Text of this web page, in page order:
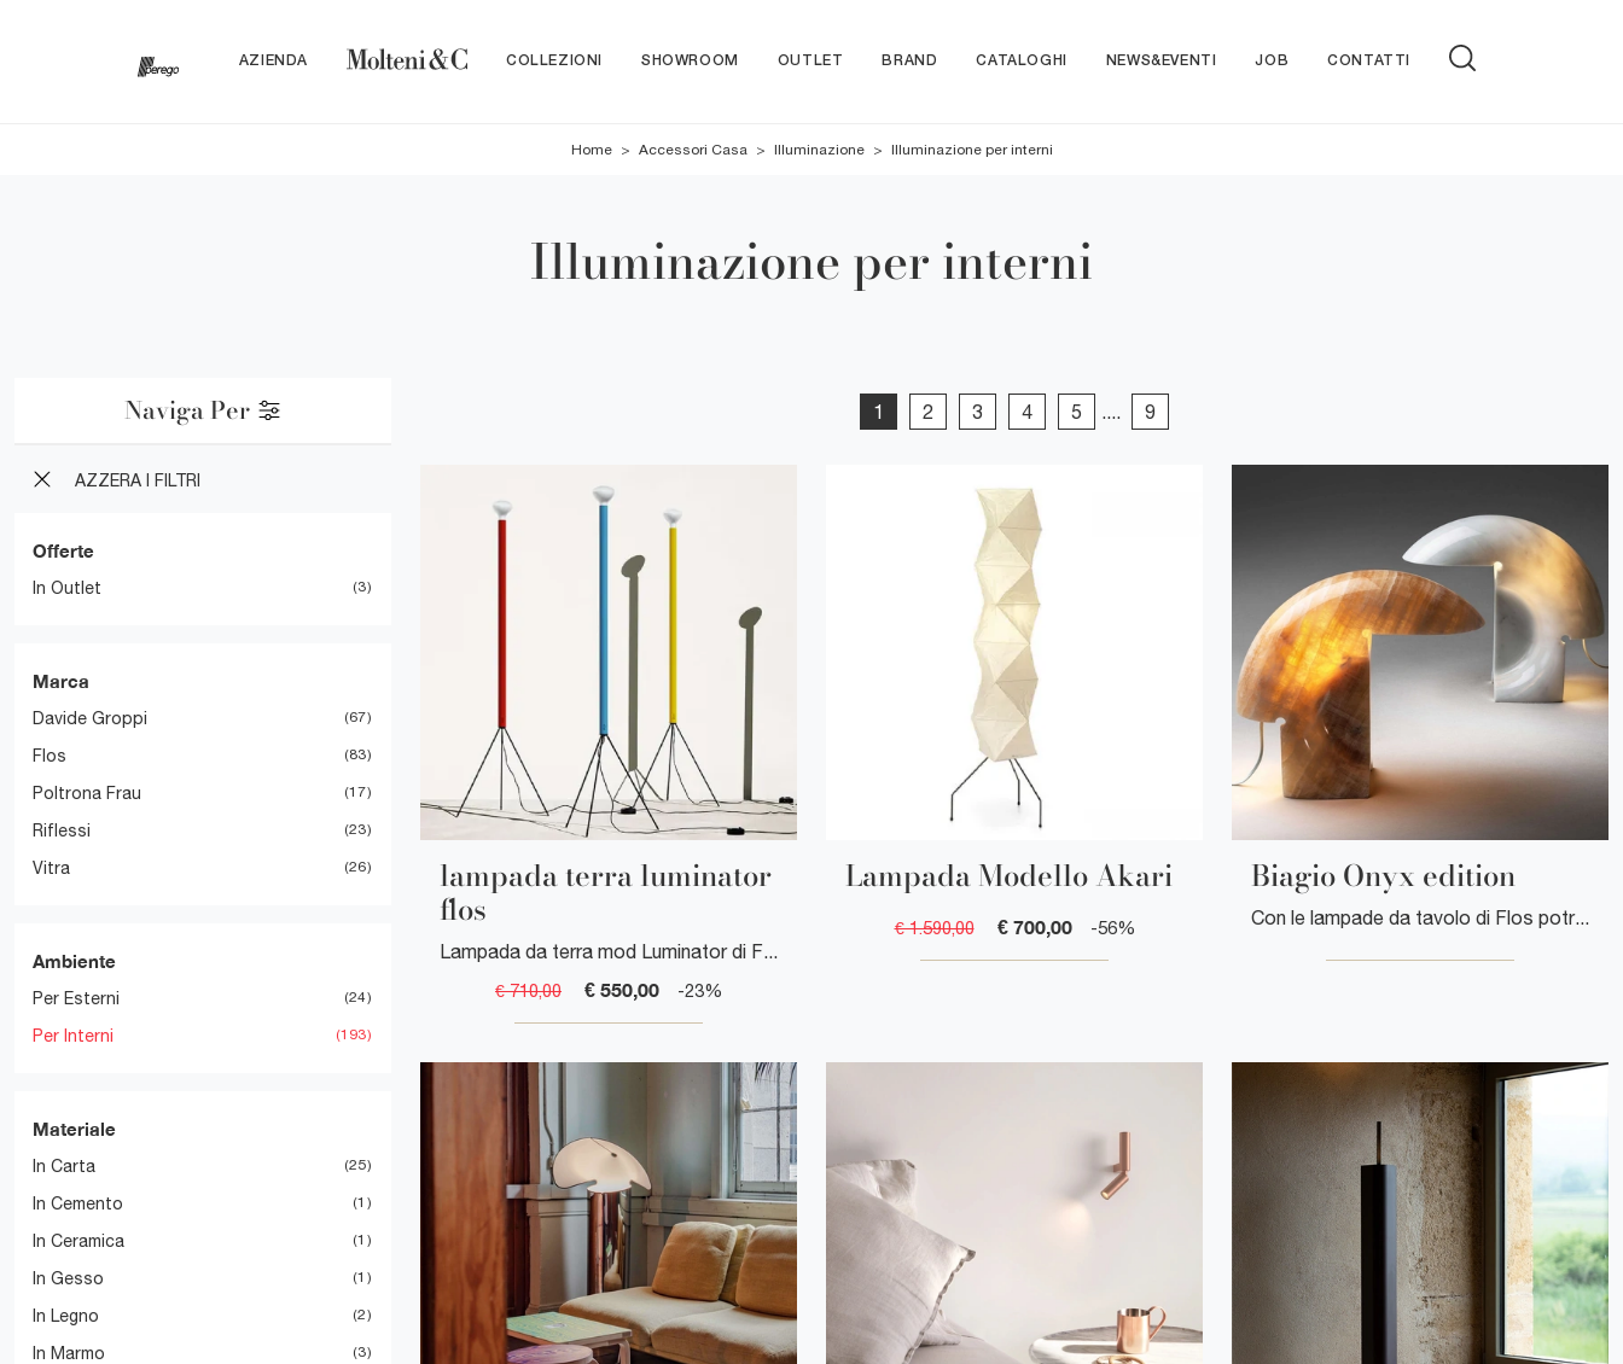
AZIENDA COLLEZIONI SHOWROOM OUTLET BRAND CATALOGHI NEWS&EVENTI JOB CONTATTI
Home > Accessori Casa > Illuminazione > Illuminazione per interni
Illuminazione per interni
Naviga Per
AZZERA I FILTRI
Offerte
In Outlet 3
Marca
Davide Groppi 67
Flos 83
Poltrona Frau 17
Riflessi 23
Vitra 26
Ambiente
Per Esterni 24
Per Interni 193
Materiale
In Carta 25
In Cemento 1
In Ceramica 1
In Gesso 1
In Legno 2
In Marmo 3
1 2 3 4 5 .... 9
lampada terra luminator
flos
Lampada da terra mod Luminator di Flos
€ 710,00 € 550,00 -23%
Lampada Modello Akari
€ 1.590,00 € 700,00 -56%
Biagio Onyx edition
Con le lampade da tavolo di Flos potrai arricchire i tuoi interni: clicca e scopri Biagio Onyx edition!